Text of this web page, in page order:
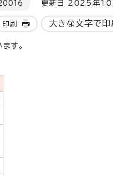
更新日 2025年10
印刷 大きな文字で印
す。